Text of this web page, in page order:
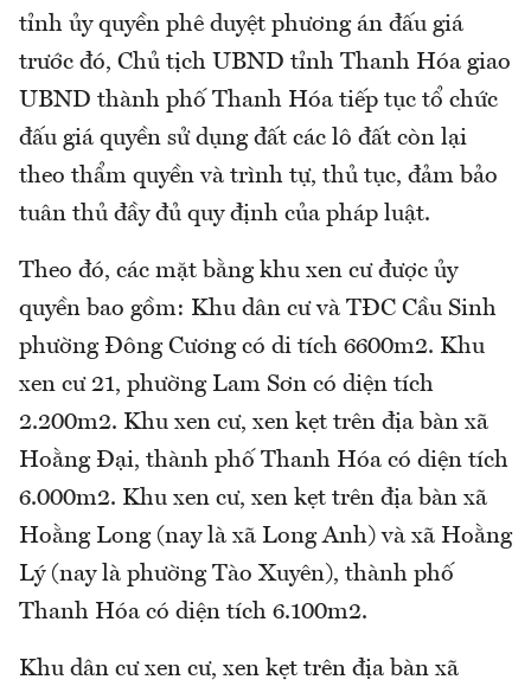
tỉnh ủy quyền phê duyệt phương án đấu giá
trước đó, Chủ tịch UBND tỉnh Thanh Hóa giao
UBND thành phố Thanh Hóa tiếp tục tổ chức
đấu giá quyền sử dụng đất các lô đất còn lại
theo thẩm quyền và trình tự, thủ tục, đảm bảo
tuân thủ đầy đủ quy định của pháp luật.
Theo đó, các mặt bằng khu xen cư được ủy
quyền bao gồm: Khu dân cư và TĐC Cầu Sinh
phường Đông Cương có di tích 6600m2. Khu
xen cư 21, phường Lam Sơn có diện tích
2.200m2. Khu xen cư, xen kẹt trên địa bàn xã
Hoằng Đại, thành phố Thanh Hóa có diện tích
6.000m2. Khu xen cư, xen kẹt trên địa bàn xã
Hoằng Long (nay là xã Long Anh) và xã Hoằng
Lý (nay là phường Tào Xuyên), thành phố
Thanh Hóa có diện tích 6.100m2.
Khu dân cư xen cư, xen kẹt trên địa bàn xã